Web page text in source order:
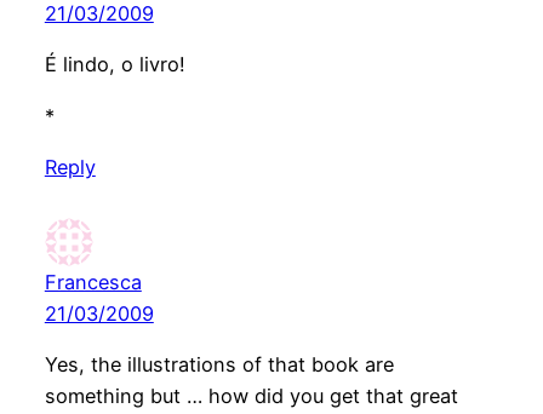
21/03/2009
É lindo, o livro!
*
Reply
Francesca
21/03/2009
Yes, the illustrations of that book are
something but … how did you get that great